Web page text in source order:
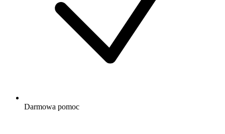
Darmowa pomoc